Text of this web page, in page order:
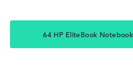
64 HP EliteBook